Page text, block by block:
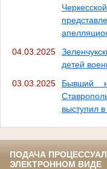
04.03.2025
детей
03.03.2025
Бывший
выступил
ПОДАЧА
ЭЛЕКТРОННОМ ВИДЕ